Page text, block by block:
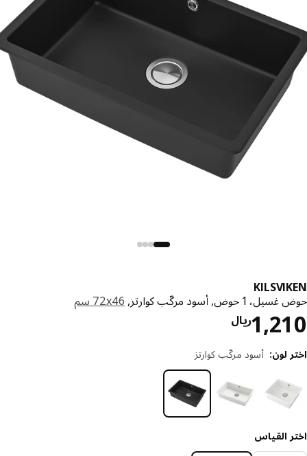
1 حوض, أسود مركّب كوارتز,
‎72x46 سم‏
ريالالسعر ريال 1210
لون: أسود مركّب كوارتز
القياس